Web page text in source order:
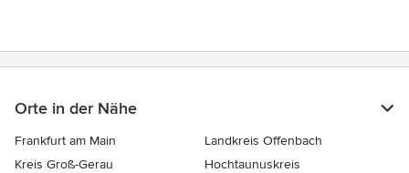
Orte in der Nähe
Frankfurt am Main
Landkreis Offenbach
Kreis Groß-Gerau
Hochtaunuskreis